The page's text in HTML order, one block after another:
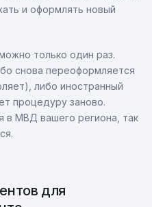
и оформлять новый
только один раз.
снова переоформляется
либо иностранный
процедуру заново.
в МВД вашего региона, так
для